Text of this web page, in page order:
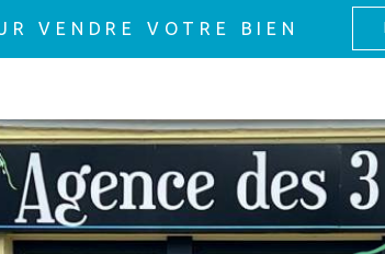
VENDRE VOTRE BIEN